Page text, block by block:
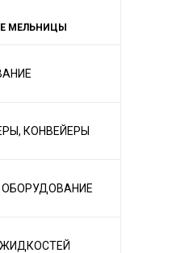
МЕЛЬНИЦЫ
КОНВЕЙЕРЫ